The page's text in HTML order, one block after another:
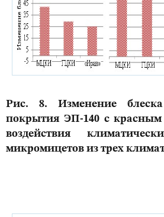
Рис. 8. Изменение блеска
покрытия ЭП-140 с красным
воздействия
микромицетов из трех